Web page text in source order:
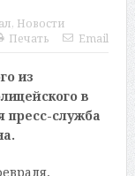
, Новости
Печать
Email
из
в
пресс-служба